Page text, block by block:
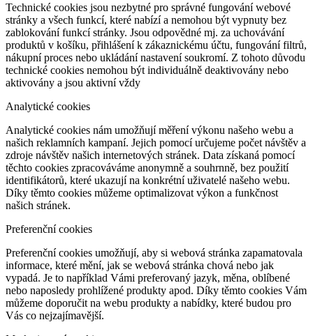
Technické cookies jsou nezbytné pro správné fungování webové
stránky a všech funkcí, které nabízí a nemohou být vypnuty bez
zablokování funkcí stránky. Jsou odpovědné mj. za uchovávání
produktů v košíku, přihlášení k zákaznickému účtu, fungování filtrů,
nákupní proces nebo ukládání nastavení soukromí. Z tohoto důvodu
technické cookies nemohou být individuálně deaktivovány nebo
aktivovány a jsou aktivní vždy
Analytické cookies
Analytické cookies nám umožňují měření výkonu našeho webu a
našich reklamních kampaní. Jejich pomocí určujeme počet návštěv a
zdroje návštěv našich internetových stránek. Data získaná pomocí
těchto cookies zpracováváme anonymně a souhrnně, bez použití
identifikátorů, které ukazují na konkrétní uživatelé našeho webu.
Díky těmto cookies můžeme optimalizovat výkon a funkčnost
našich stránek.
Preferenční cookies
Preferenční cookies umožňují, aby si webová stránka zapamatovala
informace, které mění, jak se webová stránka chová nebo jak
vypadá. Je to například Vámi preferovaný jazyk, měna, oblíbené
nebo naposledy prohlížené produkty apod. Díky těmto cookies Vám
můžeme doporučit na webu produkty a nabídky, které budou pro
Vás co nejzajímavější.